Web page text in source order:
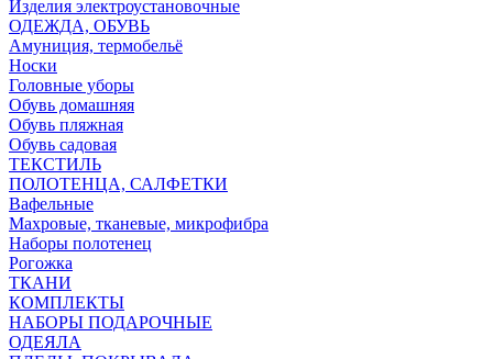
Изделия электроустановочные
ОДЕЖДА, ОБУВЬ
Амуниция, термобельё
Носки
Головные уборы
Обувь домашняя
Обувь пляжная
Обувь садовая
ТЕКСТИЛЬ
ПОЛОТЕНЦА, САЛФЕТКИ
Вафельные
Махровые, тканевые, микрофибра
Наборы полотенец
Рогожка
ТКАНИ
КОМПЛЕКТЫ
НАБОРЫ ПОДАРОЧНЫЕ
ОДЕЯЛА